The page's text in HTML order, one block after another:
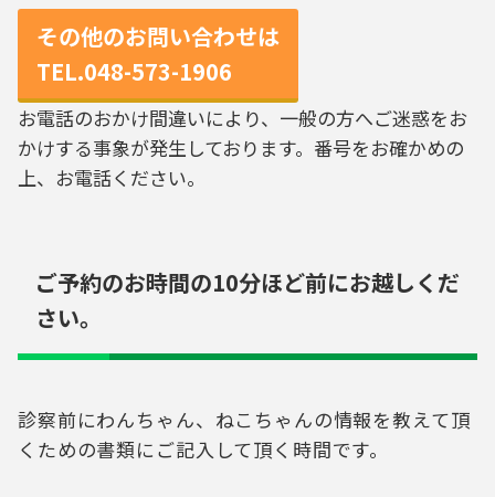
その他のお問い合わせは
TEL.048-573-1906
お電話のおかけ間違いにより、一般の方へご迷惑をお
かけする事象が発生しております。番号をお確かめの
上、お電話ください。
ご予約のお時間の10分ほど前にお越しくだ
さい。
診察前にわんちゃん、ねこちゃんの情報を教えて頂
くための書類にご記入して頂く時間です。